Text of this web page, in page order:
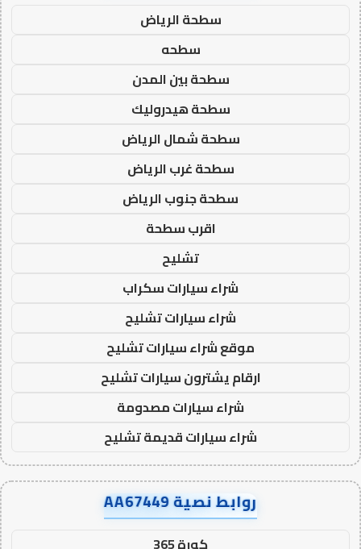
سطحة الرياض
سطحه
سطحة بين المدن
سطحة هيدروليك
سطحة شمال الرياض
سطحة غرب الرياض
سطحة جنوب الرياض
اقرب سطحة
تشليح
شراء سيارات سكراب
شراء سيارات تشليح
موقع شراء سيارات تشليح
ارقام يشترون سيارات تشليح
شراء سيارات مصدومة
شراء سيارات قديمة تشليح
روابط نصية AA67449